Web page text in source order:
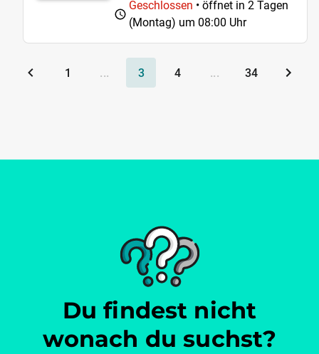
Geschlossen • öffnet in 2 Tagen
(Montag) um 08:00 Uhr
1 ... 3 4 ... 34
Du findest nicht
wonach du suchst?